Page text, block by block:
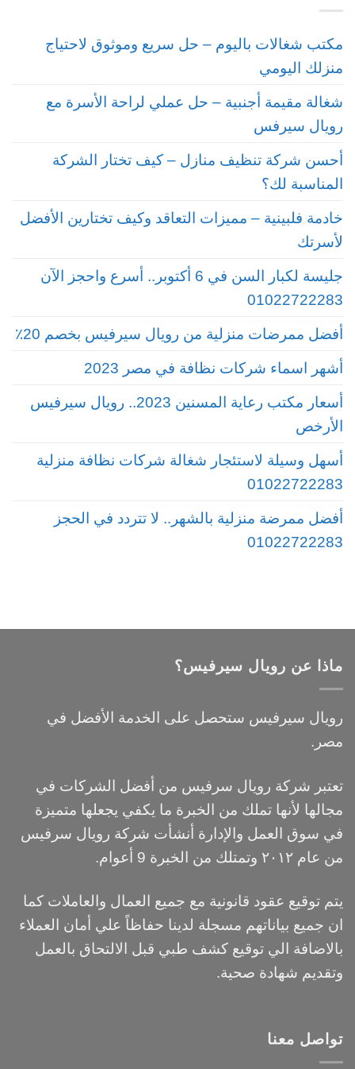
مكتب شغالات باليوم – حل سريع وموثوق لاحتياج
منزلك اليومي
شغالة مقيمة أجنبية – حل عملي لراحة الأسرة مع
رويال سيرفس
أحسن شركة تنظيف منازل – كيف تختار الشركة
المناسبة لك؟
خادمة فلبينية – مميزات التعاقد وكيف تختارين الأفضل
لأسرتك
جليسة لكبار السن في 6 أكتوبر.. أسرع واحجز الآن
01022722283
أفضل ممرضات منزلية من رويال سيرفيس بخصم 20٪
أشهر اسماء شركات نظافة في مصر 2023
أسعار مكتب رعاية المسنين 2023.. رويال سيرفيس
الأرخص
أسهل وسيلة لاستئجار شغالة شركات نظافة منزلية
01022722283
أفضل ممرضة منزلية بالشهر.. لا تتردد في الحجز
01022722283
ماذا عن رويال سيرفيس؟
رويال سيرفيس ستحصل على الخدمة الأفضل في
مصر.
تعتبر شركة رويال سرفيس من أفضل الشركات في
مجالها لأنها تملك من الخبرة ما يكفي يجعلها متميزة
في سوق العمل والإدارة أنشأت شركة رويال سرفيس
من عام ٢٠١٢ وتمتلك من الخبرة 9 أعوام.
يتم توقيع عقود قانونية مع جميع العمال والعاملات كما
ان جميع بياناتهم مسجلة لدينا حفاظاً علي أمان العملاء
بالاضافة الي توقيع كشف طبي قبل الالتحاق بالعمل
وتقديم شهادة صحية.
تواصل معنا